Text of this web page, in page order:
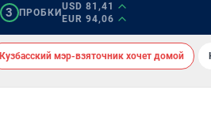
3 ПРОБКИ
USD 81,41
EUR 94,06
Кузбасский мэр-взяточник хочет домой